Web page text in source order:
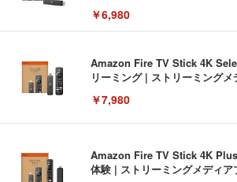
￥6,980
Amazon Fire TV Stick 4K
リーミング | ストリーミング
￥7,980
Amazon Fire TV Stick 4K
体験 | ストリーミングメディア